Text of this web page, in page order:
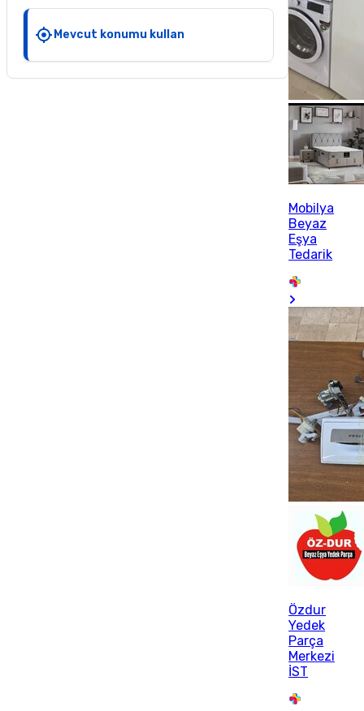
Mevcut konumu kullan
Mobilya
Beyaz
Eşya
Tedarik
Özdur
Yedek
Parça
Merkezi
İST